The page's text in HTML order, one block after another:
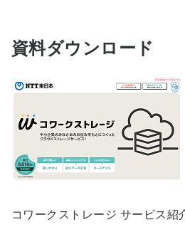
資料ダウンロード
コワークストレージ サービス紹